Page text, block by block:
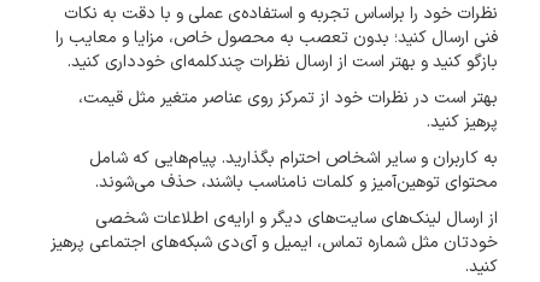
نظرات خود را براساس تجربه و استفاده‌ی عملی و با دقت به نکات
فنی ارسال کنید؛ بدون تعصب به محصول خاص، مزایا و معایب را
بازگو کنید و بهتر است از ارسال نظرات چندکلمه‌‌ای خودداری کنید.
بهتر است در نظرات خود از تمرکز روی عناصر متغیر مثل قیمت،
پرهیز کنید.
به کاربران و سایر اشخاص احترام بگذارید. پیام‌هایی که شامل
محتوای توهین‌آمیز و کلمات نامناسب باشند، حذف می‌شوند.
از ارسال لینک‌های سایت‌های دیگر و ارایه‌ی اطلاعات شخصی
خودتان مثل شماره تماس، ایمیل و آی‌دی شبکه‌های اجتماعی پرهیز
کنید.